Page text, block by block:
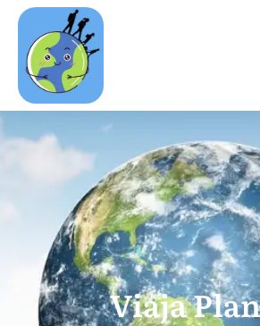
Viaja